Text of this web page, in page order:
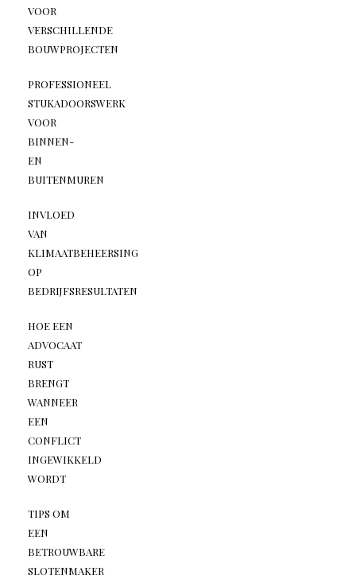
VOOR
VERSCHILLENDE
BOUWPROJECTEN
PROFESSIONEEL
STUKADOORSWERK
VOOR
BINNEN-
EN
BUITENMUREN
INVLOED
VAN
KLIMAATBEHEERSING
OP
BEDRIJFSRESULTATEN
HOE EEN
ADVOCAAT
RUST
BRENGT
WANNEER
EEN
CONFLICT
INGEWIKKELD
WORDT
TIPS OM
EEN
BETROUWBARE
SLOTENMAKER